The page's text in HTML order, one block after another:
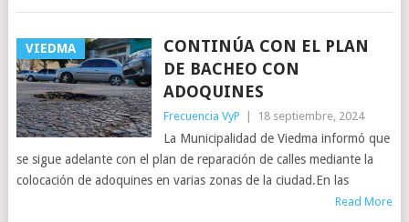
VIEDMA
CONTINÚA CON EL PLAN
DE BACHEO CON
ADOQUINES
Frecuencia VyP 18 septiembre, 2024
La Municipalidad de Viedma informó que
se sigue adelante con el plan de reparación de calles mediante la
colocación de adoquines en varias zonas de la ciudad.En las
Read More